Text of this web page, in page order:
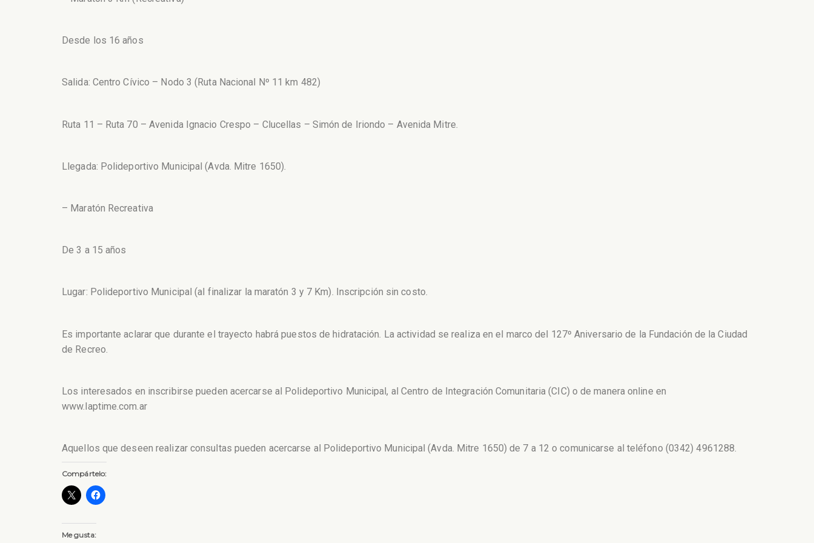
Desde los 16 años
Salida: Centro Cívico – Nodo 3 (Ruta Nacional Nº 11 km 482)
Ruta 11 – Ruta 70 – Avenida Ignacio Crespo – Clucellas – Simón de Iriondo – Avenida Mitre.
Llegada: Polideportivo Municipal (Avda. Mitre 1650).
– Maratón Recreativa
De 3 a 15 años
Lugar: Polideportivo Municipal (al finalizar la maratón 3 y 7 Km). Inscripción sin costo.
Es importante aclarar que durante el trayecto habrá puestos de hidratación. La actividad se realiza en el marco del 127º Aniversario de la Fundación de la Ciudad
de Recreo.
Los interesados en inscribirse pueden acercarse al Polideportivo Municipal, al Centro de Integración Comunitaria (CIC) o de manera online en
www.laptime.com.ar
Aquellos que deseen realizar consultas pueden acercarse al Polideportivo Municipal (Avda. Mitre 1650) de 7 a 12 o comunicarse al teléfono (0342) 4961288.
Compártelo:
Me gusta: